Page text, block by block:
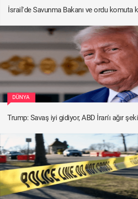
İsrail'de Savunma Bakanı ve ordu komuta
DÜNYA
Trump: Savaş iyi gidiyor, ABD İran'ı ağır